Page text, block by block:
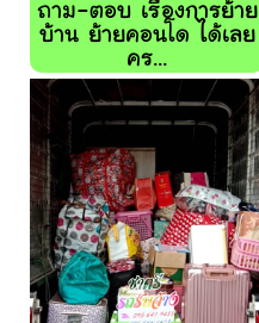
ถาม-ตอบ เรื่องการย้าย
บ้าน ย้ายคอนโด ได้เลย
คร...